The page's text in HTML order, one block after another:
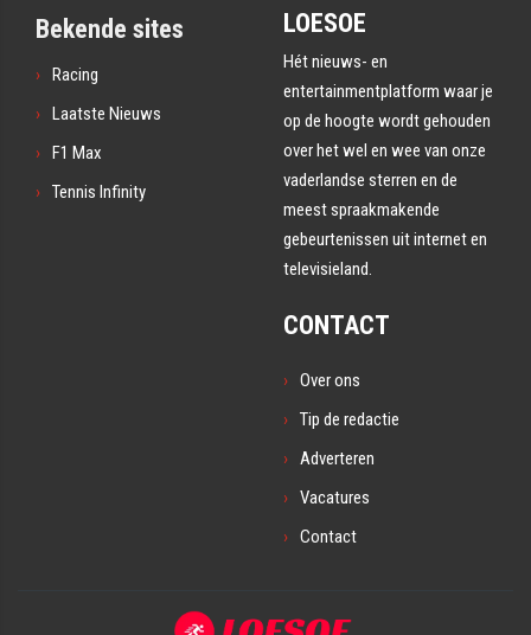
Bekende sites
Racing
Laatste Nieuws
F1 Max
Tennis Infinity
LOESOE
Hét nieuws- en
entertainmentplatform waar je
op de hoogte wordt gehouden
over het wel en wee van onze
vaderlandse sterren en de
meest spraakmakende
gebeurtenissen uit internet en
televisieland.
CONTACT
Over ons
Tip de redactie
Adverteren
Vacatures
Contact